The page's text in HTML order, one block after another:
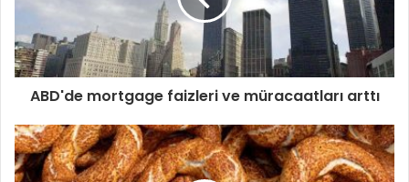
ABD'de mortgage faizleri ve müracaatları arttı